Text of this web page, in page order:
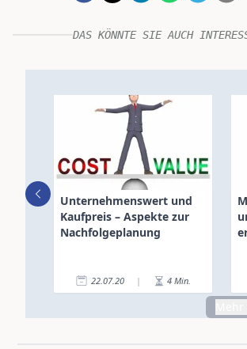
DAS KÖNNTE SIE AUCH
Unternehmenswert und
Kaufpreis – Aspekte zur
Nachfolgeplanung
22.07.20 | 4 Min.